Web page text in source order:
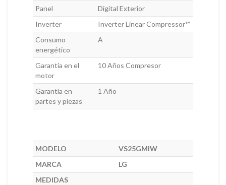
Panel
Digital Exterior
Inverter
Inverter Linear Compressor™
Consumo
energético
A
Garantía en el
motor
10 Años Compresor
Garantía en
partes y piezas
1 Año
MODELO
VS25GMIW
MARCA
LG
MEDIDAS